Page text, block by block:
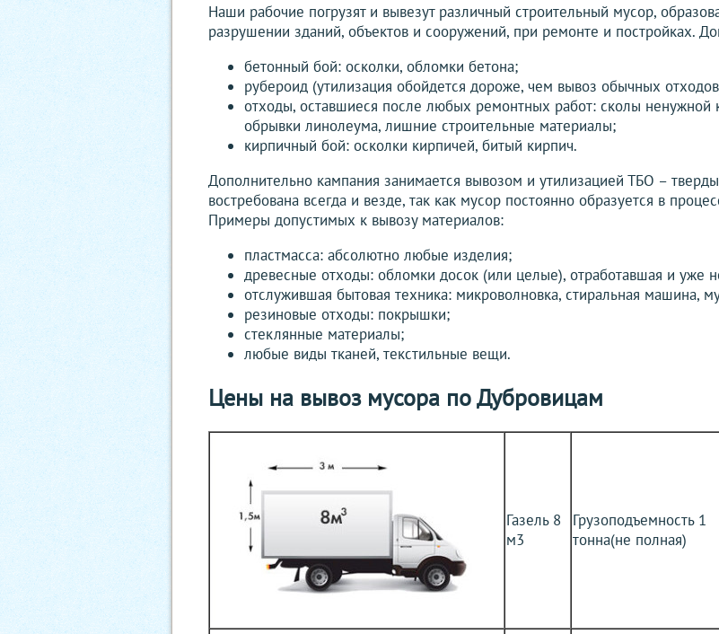
Наши рабочие погрузят и вывезут различный строительный мусор,
разрушении зданий, объектов и сооружений, при ремонте и постройках.
бетонный бой: осколки, обломки бетона;
рубероид (утилизация обойдется дороже, чем вывоз обычных
отходы, оставшиеся после любых ремонтных работ: сколы ненужной
обрывки линолеума, лишние строительные материалы;
кирпичный бой: осколки кирпичей, битый кирпич.
Дополнительно кампания занимается вывозом и утилизацией ТБО –
востребована всегда и везде, так как мусор постоянно образуется в
Примеры допустимых к вывозу материалов:
пластмасса: абсолютно любые изделия;
древесные отходы: обломки досок (или целые), отработавшая и уже
отслужившая бытовая техника: микроволновка, стиральная машина,
резиновые отходы: покрышки;
стеклянные материалы;
любые виды тканей, текстильные вещи.
Цены на вывоз мусора по Дубровицам
Газель 8
м3
Грузоподъемность 1
тонна(не полная)